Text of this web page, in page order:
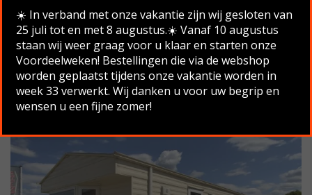
Home/ Aanbod
Terug naar overzicht
☀️ In verband met onze vakantie zijn wij gesloten van
25 juli tot en met 8 augustus.☀️ Vanaf 10 augustus
staan wij weer graag voor u klaar en starten onze
Voordeelweken! Bestellingen die via de webshop
worden geplaatst tijdens onze vakantie worden in
week 33 verwerkt. Wij danken u voor uw begrip en
wensen u een fijne zomer!